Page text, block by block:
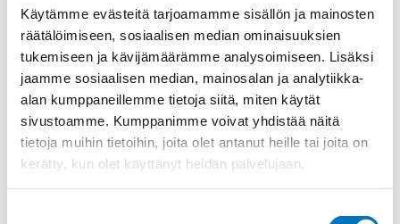
Käytämme evästeitä tarjoamamme sisällön ja mainosten
räätälöimiseen, sosiaalisen median ominaisuuksien
tukemiseen ja kävijämäärämme analysoimiseen. Lisäksi
jaamme sosiaalisen median, mainosalan ja analytiikka-
alan kumppaneillemme tietoja siitä, miten käytät
sivustoamme. Kumppanimme voivat yhdistää näitä
tietoja muihin tietoihin, joita olet antanut heille tai joita on
kerätty, kun olet käyttänyt heidän palvelujaan.
CONTROL YPUR-JZ 7G6
Ohjauskaapeli KAWEFLEX
CONTROL YPUR-JZ 4G1,5